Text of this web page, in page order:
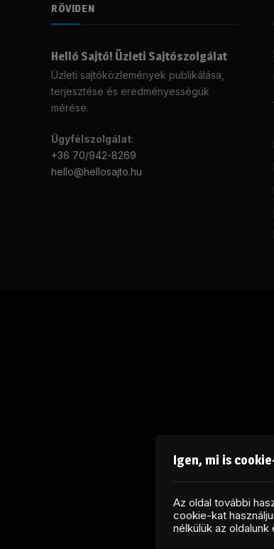
RÖVIDEN
Helló Sajtó! Üzleti Sajtószolgálat
Üzleti sajtóközlemények publikálása,
terjesztése és eredményességük
mérése.
Ügyfélszolgálat:
+36 70/942-8269
hello@hellosajto.hu
Igen, mi is
Az oldal további
cookie-kat
nélkülük az